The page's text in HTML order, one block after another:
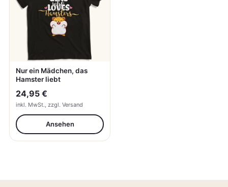
Nur ein Mädchen, das
Hamster liebt
24,95 €
inkl. MwSt., zzgl. Versand
Ansehen